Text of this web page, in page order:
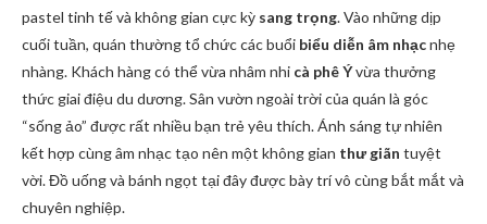
pastel tinh tế và không gian cực kỳ sang trọng. Vào những dịp
cuối tuần, quán thường tổ chức các buổi biểu diễn âm nhạcnhẹ
nhàng. Khách hàng có thể vừa nhâm nhi cà phê Ývừa thưởng
thức giai điệu du dương. Sân vườn ngoài trời của quán là góc
“sống ảo” được rất nhiều bạn trẻ yêu thích. Ánh sáng tự nhiên
kết hợp cùng âm nhạc tạo nên một không gian thư giãn tuyệt
vời. Đồ uống và bánh ngọt tại đây được bày trí vô cùng bắt mắt và
chuyên nghiệp.